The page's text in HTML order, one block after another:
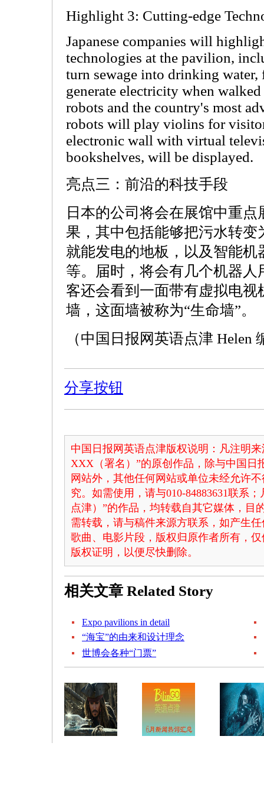
Highlight 3: Cutting-edge
Japanese companies will
technologies at the pavilion,
turn sewage into drinking water,
generate electricity when
robots and the country's most
robots will play violins for
electronic wall with virtual
bookshelves, will be displayed.
亮点三：前沿的科技手段
日本的公司将会在展馆中重
果，其中包括能够把污水转
就能发电的地板，以及智能
等。届时，将会有几个机器
客还会看到一面带有虚拟电
墙，这面墙被称为“生命墙”。
（中国日报网英语点津 Helen
分享按钮
中国日报网英语点津版权说明：凡注明
XXX（署名）”的原创作品，除与中国日
网站外，其他任何网站或单位未经允许
究。如需使用，请与010-84883631联系
点津）”的作品，均转载自其它媒体，目
需转载，请与稿件来源方联系，如产生
歌曲、电影片段，版权归原作者所有，
版权证明，以便尽快删除。
相关文章 Related Story
Expo pavilions in detail
“海宝”的由来和设计理念
世博会各种“门票”